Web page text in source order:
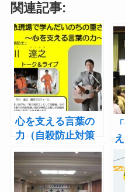
関連記事:
心を支える言葉の
力（自殺防止対策
強化月間講演会）